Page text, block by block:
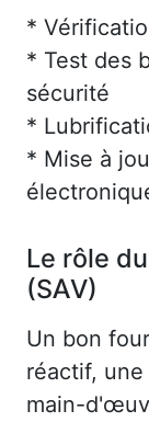
*
* Test des
sécurité
*
* Mise à
Le rôle
(SAV)
Un bon
réactif,
main-